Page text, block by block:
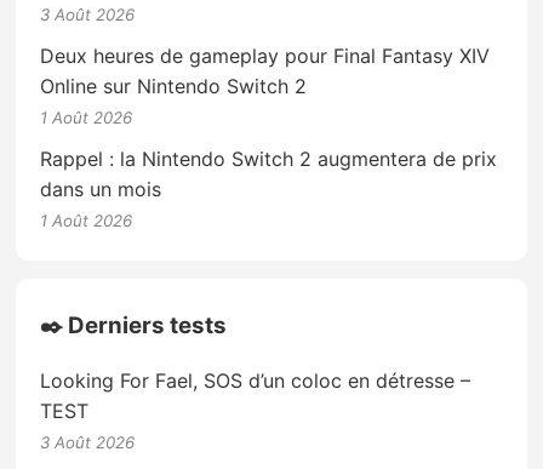
3 Août 2026
Deux heures de gameplay pour Final Fantasy XIV
Online sur Nintendo Switch 2
1 Août 2026
Rappel : la Nintendo Switch 2 augmentera de prix
dans un mois
1 Août 2026
✒️ Derniers tests
Looking For Fael, SOS d’un coloc en détresse –
TEST
3 Août 2026